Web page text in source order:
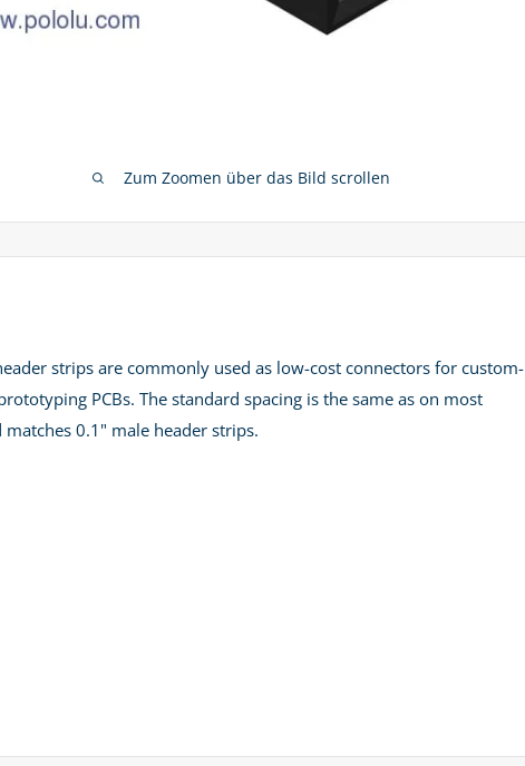
Zum Zoomen über das Bild scrollen
strips are commonly used as low-cost connectors for custom-
PCBs. The standard spacing is the same as on most
0.1" male header strips.